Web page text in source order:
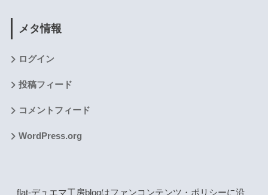
メタ情報
ログイン
投稿フィード
コメントフィード
WordPress.org
flat-デュエマ工房blogはファンコンテンツ・ポリシーに沿